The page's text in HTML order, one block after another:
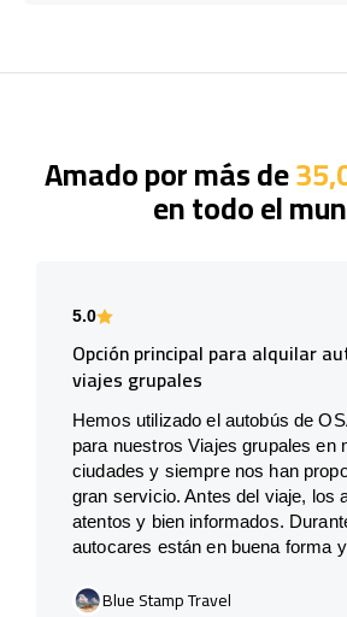
Amado por más de
en todo el
5.0
Opción principal para alquilar
viajes grupales
Hemos utilizado el autobús de
para nuestros Viajes grupales en
ciudades y siempre nos han
gran servicio. Antes del viaje, los
atentos y bien informados.
autocares están en buena forma
Blue Stamp Travel